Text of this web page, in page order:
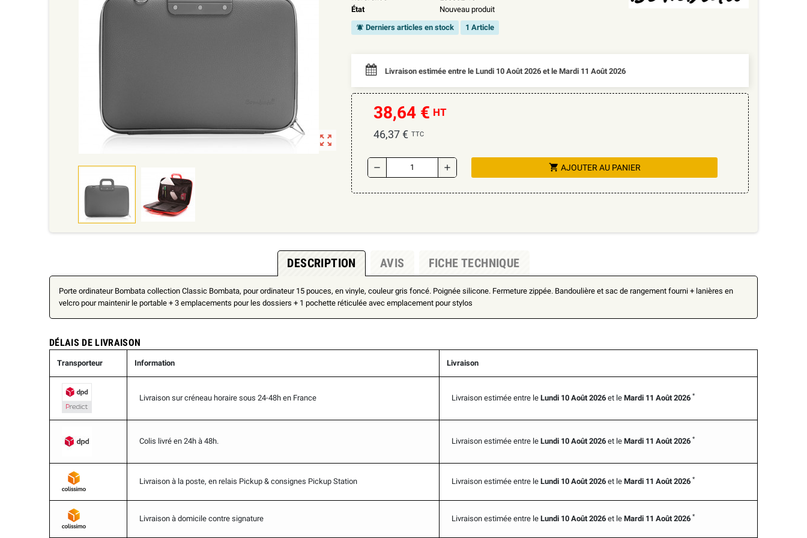
zoom_out_map
État
Nouveau produit
notifications_active Derniers articles en stock 1 Article
Livraison estimée entre le Lundi 10 Août 2026 et le Mardi 11 Août 2026
38,64 € HT
46,37 € TTC
remove add shopping_cart AJOUTER AU PANIER
DESCRIPTION AVIS FICHE TECHNIQUE
Porte ordinateur Bombata collection Classic Bombata, pour ordinateur 15 pouces, en vinyle, couleur gris foncé. Poignée silicone. Fermeture zippée. Bandoulière et sac de rangement fourni + lanières en
velcro pour maintenir le portable + 3 emplacements pour les dossiers + 1 pochette réticulée avec emplacement pour stylos
DÉLAIS DE LIVRAISON
Transporteur Information Livraison
Livraison sur créneau horaire sous 24-48h en France Livraison estimée entre le Lundi 10 Août 2026 et le Mardi 11 Août 2026 *
Colis livré en 24h à 48h. Livraison estimée entre le Lundi 10 Août 2026 et le Mardi 11 Août 2026 *
Livraison à la poste, en relais Pickup & consignes Pickup Station Livraison estimée entre le Lundi 10 Août 2026 et le Mardi 11 Août 2026 *
Livraison à domicile contre signature Livraison estimée entre le Lundi 10 Août 2026 et le Mardi 11 Août 2026 *